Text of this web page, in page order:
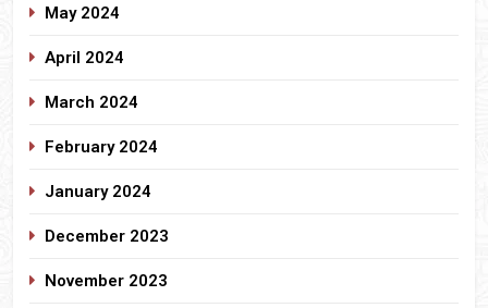
May 2024
April 2024
March 2024
February 2024
January 2024
December 2023
November 2023